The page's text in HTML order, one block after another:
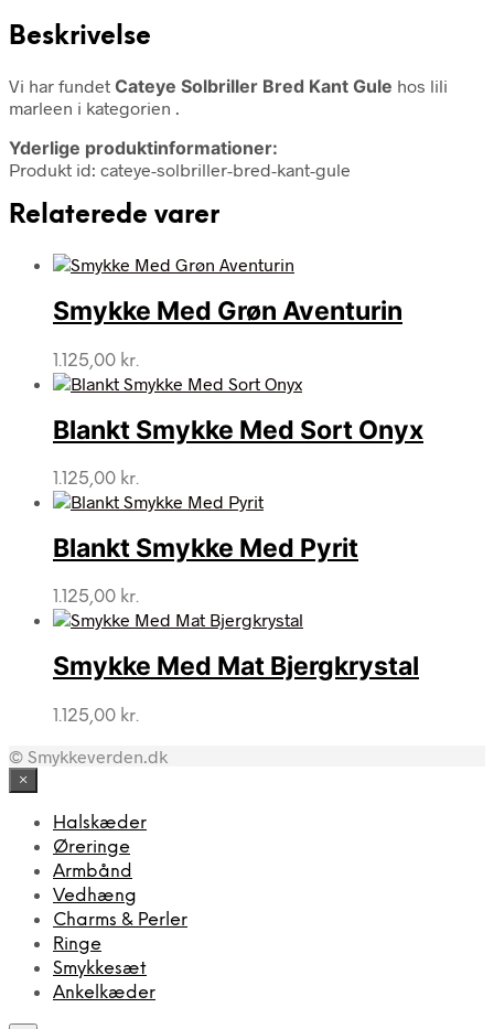
Beskrivelse
Vi har fundet Cateye Solbriller Bred Kant Gule hos lili
marleen i kategorien .
Yderlige produktinformationer:
Produkt id: cateye-solbriller-bred-kant-gule
Relaterede varer
Smykke Med Grøn Aventurin
1.125,00 kr.
Blankt Smykke Med Sort Onyx
1.125,00 kr.
Blankt Smykke Med Pyrit
1.125,00 kr.
Smykke Med Mat Bjergkrystal
1.125,00 kr.
© Smykkeverden.dk
×
Halskæder
Øreringe
Armbånd
Vedhæng
Charms & Perler
Ringe
Smykkesæt
Ankelkæder